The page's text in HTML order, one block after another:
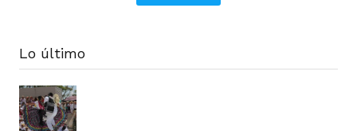
Lo último